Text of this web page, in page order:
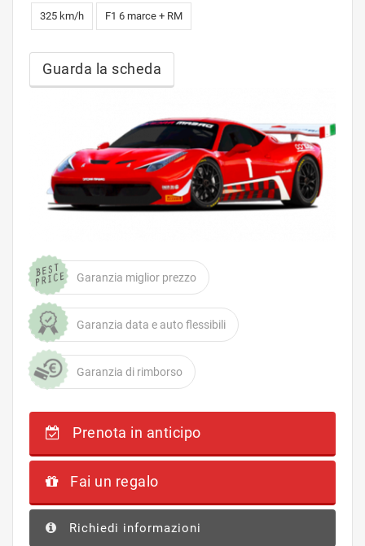
325 km/h F1 6 marce + RM
Guarda la scheda
Garanzia miglior prezzo
Garanzia data e auto flessibili
Garanzia di rimborso
Prenota in anticipo
Fai un regalo
Richiedi informazioni